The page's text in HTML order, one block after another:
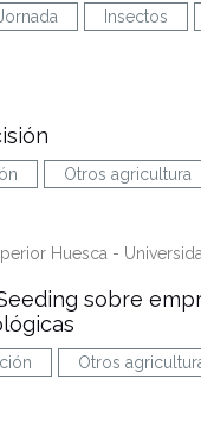
Jornada Insectos
Otros agricultura
Huesca -
sobre
Otros